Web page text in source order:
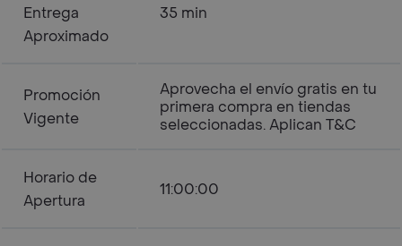
Entrega
Aproximado
35 min
Promoción
Vigente
Aprovecha el envío gratis en tu
primera compra en tiendas
seleccionadas. Aplican T&C
Horario de
Apertura
11:00:00